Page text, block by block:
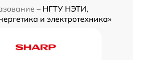
– НГТУ НЭТИ,
и электротехника»